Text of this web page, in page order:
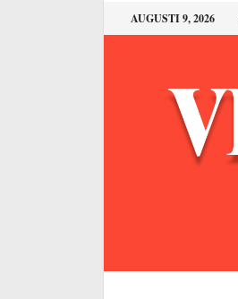
AUGUSTI 9, 2026